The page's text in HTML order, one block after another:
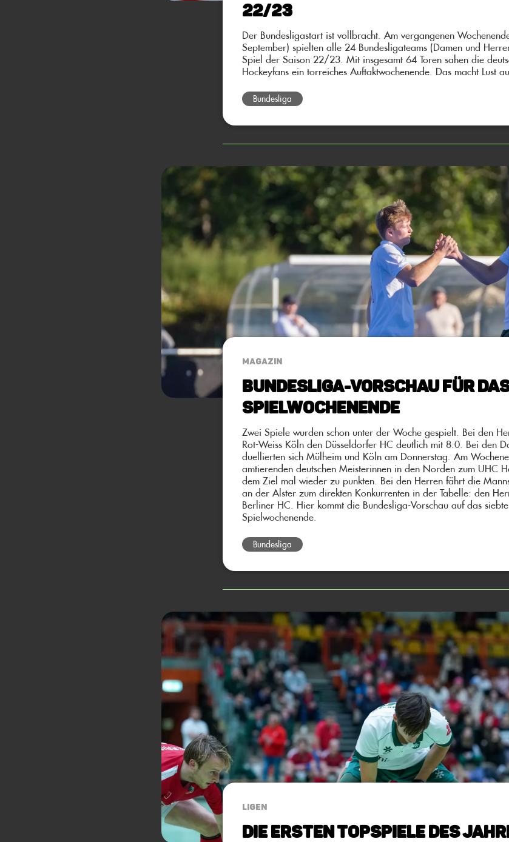
22/23
Der Bundesligastart ist vollbracht. Am vergangenen
September) spielten alle 24 Bundesligateams (Damen und
Spiel der Saison 22/23. Mit insgesamt 64 Toren sahen die
Hockeyfans ein torreiches Auftaktwochenende. Das macht Lust
Bundesliga
MAGAZIN
Bundesliga-Vorschau für
Spielwochenende
Zwei Spiele wurden schon unter der Woche gespielt. Bei den
Rot-Weiss Köln den Düsseldorfer HC deutlich mit 8:0. Bei den
duellierten sich Mülheim und Köln am Donnerstag. Am
amtierenden deutschen Meisterinnen in den Norden zum UHC
dem Ziel mal wieder zu punkten. Bei den Herren fährt die
an der Alster zum direkten Konkurrenten in der Tabelle: den
Berliner HC. Hier kommt die Bundesliga-Vorschau auf das siebte
Spielwochenende.
Bundesliga
LIGEN
Die ersten Topspiele des